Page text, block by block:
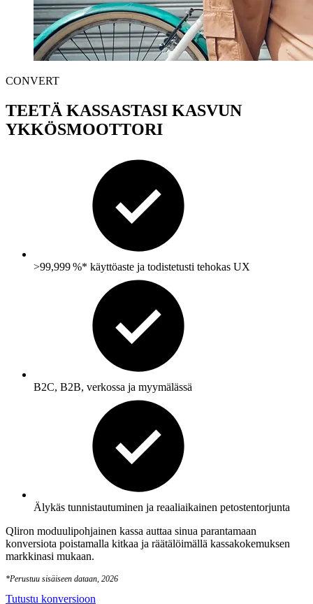
CONVERT
TEETÄ KASSASTASI KASVUN
YKKÖSMOOTTORI
>99,999 %* käyttöaste ja todistetusti tehokas UX
B2C, B2B, verkossa ja myymälässä
Älykäs tunnistautuminen ja reaaliaikainen petostentorjunta
Qliron moduulipohjainen kassa auttaa sinua parantamaan
konversiota poistamalla kitkaa ja räätälöimällä kassakokemuksen
markkinasi mukaan.
*Perustuu sisäiseen dataan, 2026
Tutustu konversioon